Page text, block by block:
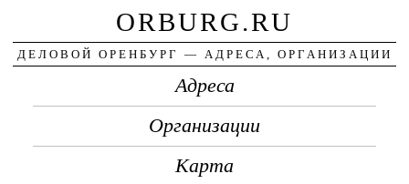
ORBURG.RU
ДЕЛОВОЙ ОРЕНБУРГ — АДРЕСА, ОРГАНИЗАЦИИ
Адреса
Организации
Карта